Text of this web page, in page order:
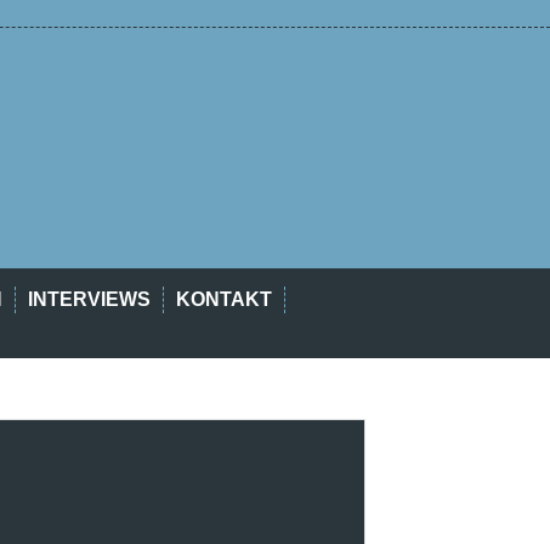
INTERVIEWS
KONTAKT